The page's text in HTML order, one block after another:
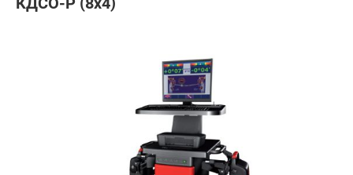
от 2 дней
Подобрать аналог